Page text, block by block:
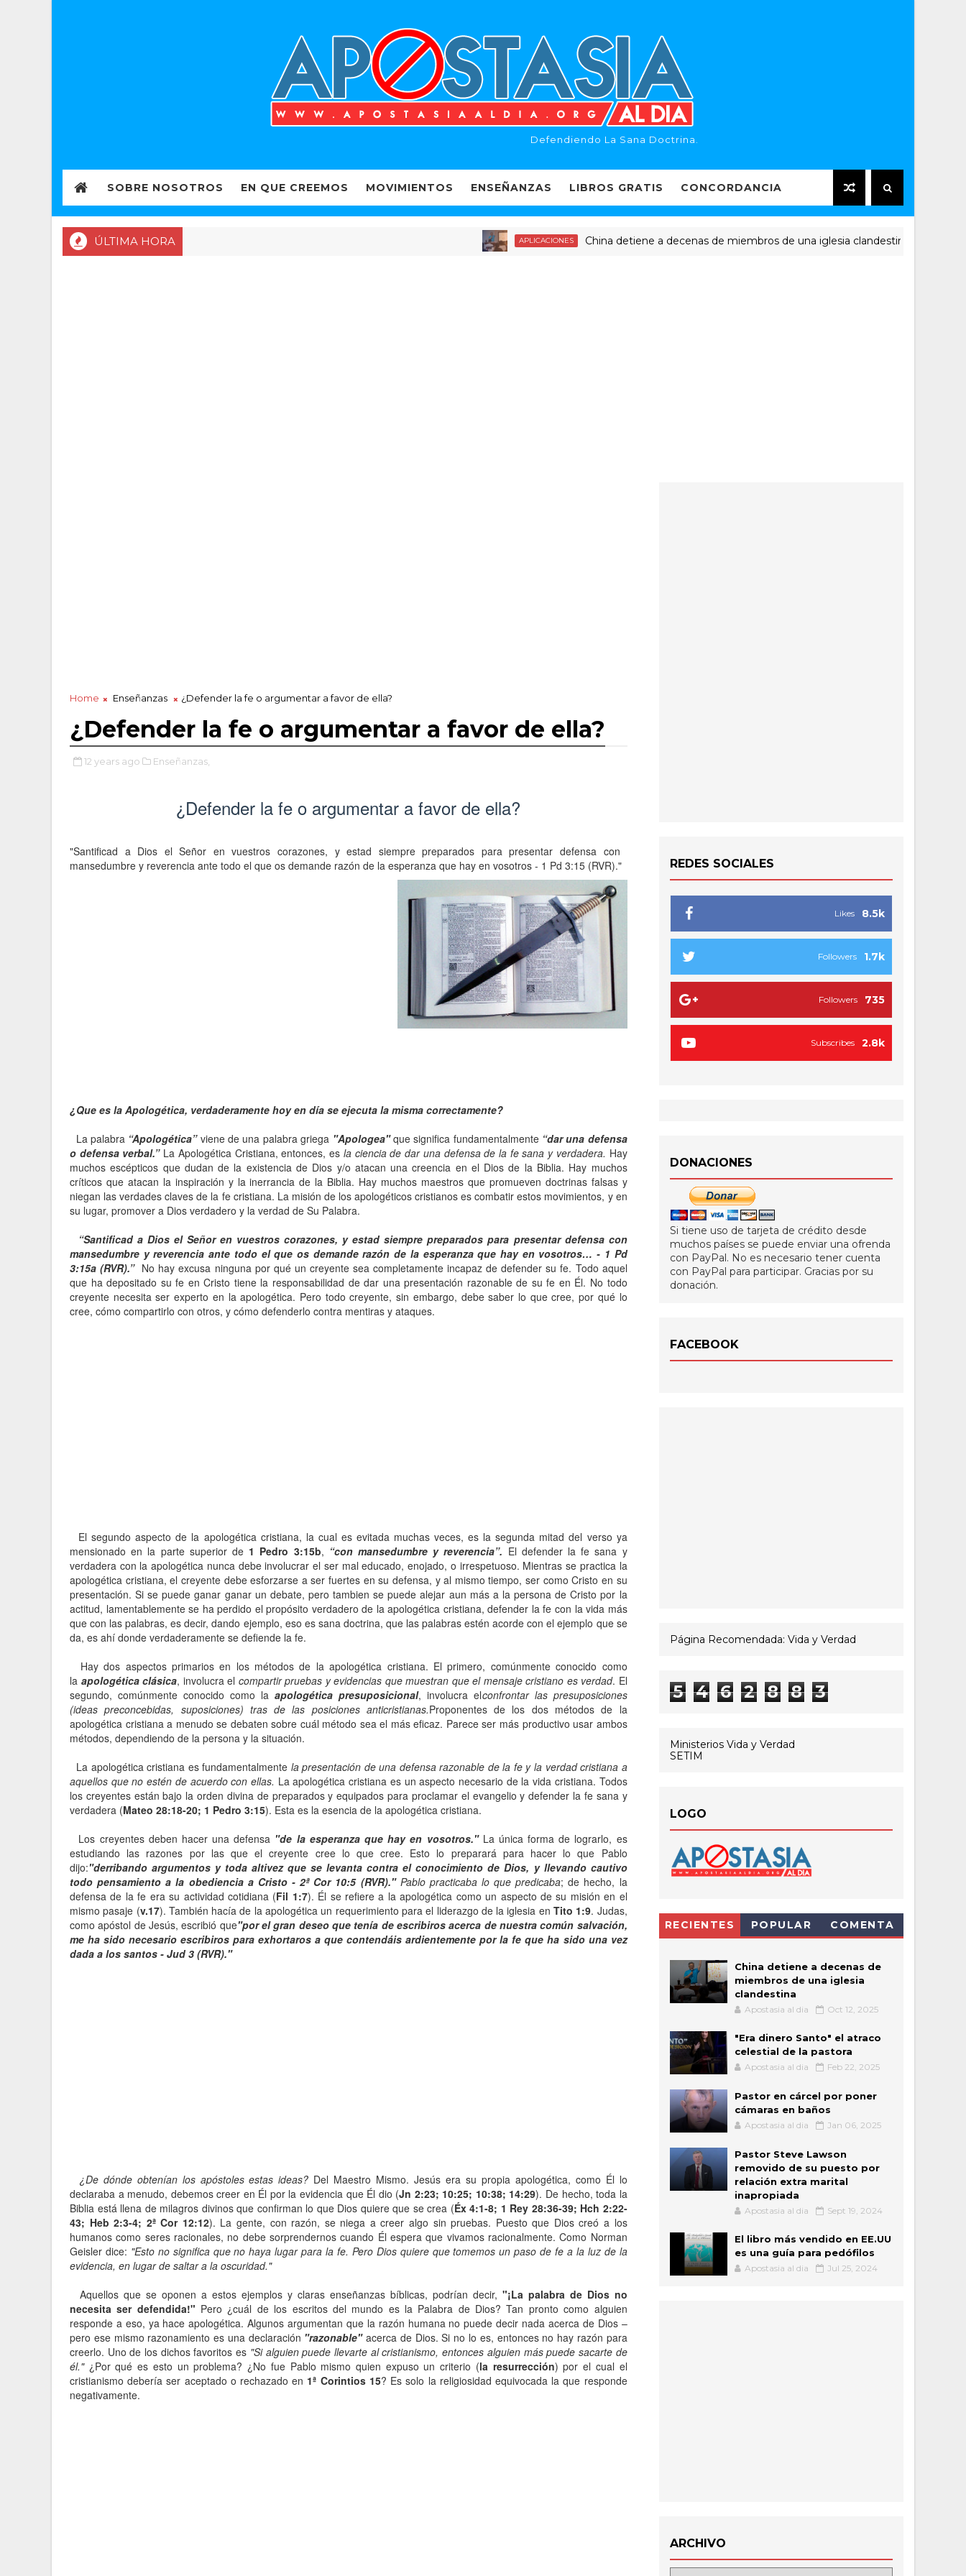
Defendiendo La Sana Doctrina.
SOBRE NOSOTROS EN QUE CREEMOS MOVIMIENTOS ENSEÑANZAS LIBROS GRATIS CONCORDANCIA
ÚLTIMA HORA APLICACIONES China detiene a decenas de miembros de una iglesia clandestina
Home Enseñanzas ¿Defender la fe o argumentar a favor de ella?
¿Defender la fe o argumentar a favor de ella?
12 years ago Enseñanzas,
¿Defender la fe o argumentar a favor de ella?
"Santificad a Dios el Señor en vuestros corazones, y estad siempre preparados para presentar defensa con
mansedumbre y reverencia ante todo el que os demande razón de la esperanza que hay en vosotros - 1 Pd 3:15 (RVR)."
¿Que es la Apologética, verdaderamente hoy en día se ejecuta la misma correctamente?
La palabra “Apologética” viene de una palabra griega "Apologea" que significa fundamentalmente“dar una defensa
o defensa verbal.” La Apologética Cristiana, entonces, es la ciencia de dar una defensa de la fe sana y verdadera. Hay
muchos escépticos que dudan de la existencia de Dios y/o atacan una creencia en el Dios de la Biblia. Hay muchos
críticos que atacan la inspiración y la inerrancia de la Biblia. Hay muchos maestros que promueven doctrinas falsas y
niegan las verdades claves de la fe cristiana. La misión de los apologéticos cristianos es combatir estos movimientos, y en
su lugar, promover a Dios verdadero y la verdad de Su Palabra.
“Santificad a Dios el Señor en vuestros corazones, y estad siempre preparados para presentar defensa con
mansedumbre y reverencia ante todo el que os demande razón de la esperanza que hay en vosotros… - 1 Pd
3:15a (RVR).”No hay excusa ninguna por qué un creyente sea completamente incapaz de defender su fe. Todo aquel
que ha depositado su fe en Cristo tiene la responsabilidad de dar una presentación razonable de su fe en Él. No todo
creyente necesita ser experto en la apologética. Pero todo creyente, sin embargo, debe saber lo que cree, por qué lo
cree, cómo compartirlo con otros, y cómo defenderlo contra mentiras y ataques.
El segundo aspecto de la apologética cristiana, la cual es evitada muchas veces, es la segunda mitad del verso ya
mensionado en la parte superior de 1 Pedro 3:15b, “con mansedumbre y reverencia”. El defender la fe sana y
verdadera con la apologética nunca debe involucrar el ser mal educado, enojado, o irrespetuoso. Mientras se practica la
apologética cristiana, el creyente debe esforzarse a ser fuertes en su defensa, y al mismo tiempo, ser como Cristo en su
presentación. Si se puede ganar ganar un debate, pero tambien se puede alejar aun más a la persona de Cristo por la
actitud, lamentablemente se ha perdido el propósito verdadero de la apologética cristiana, defender la fe con la vida más
que con las palabras, es decir, dando ejemplo, eso es sana doctrina, que las palabras estén acorde con el ejemplo que se
da, es ahí donde verdaderamente se defiende la fe.
Hay dos aspectos primarios en los métodos de la apologética cristiana. El primero, comúnmente conocido como
la apologética clásica, involucra el compartir pruebas y evidencias que muestran que el mensaje cristiano es verdad. El
segundo, comúnmente conocido como la apologética presuposicional, involucra elconfrontar las presuposiciones
(ideas preconcebidas, suposiciones) tras de las posiciones anticristianas.Proponentes de los dos métodos de la
apologética cristiana a menudo se debaten sobre cuál método sea el más eficaz. Parece ser más productivo usar ambos
métodos, dependiendo de la persona y la situación.
La apologética cristiana es fundamentalmente la presentación de una defensa razonable de la fe y la verdad cristiana a
aquellos que no estén de acuerdo con ellas. La apologética cristiana es un aspecto necesario de la vida cristiana. Todos
los creyentes están bajo la orden divina de preparados y equipados para proclamar el evangelio y defender la fe sana y
verdadera (Mateo 28:18-20; 1 Pedro 3:15). Esta es la esencia de la apologética cristiana.
Los creyentes deben hacer una defensa "de la esperanza que hay en vosotros." La única forma de lograrlo, es
estudiando las razones por las que el creyente cree lo que cree. Esto lo preparará para hacer lo que Pablo
dijo:"derribando argumentos y toda altivez que se levanta contra el conocimiento de Dios, y llevando cautivo
todo pensamiento a la obediencia a Cristo -2ª Cor 10:5 (RVR)." Pablo practicaba lo que predicaba; de hecho, la
defensa de la fe era su actividad cotidiana (Fil 1:7). Él se refiere a la apologética como un aspecto de su misión en el
mismo pasaje (v.17). También hacía de la apologética un requerimiento para el liderazgo de la iglesia enTito 1:9. Judas,
como apóstol de Jesús, escribió que"por el gran deseo que tenía de escribiros acerca de nuestra común salvación,
me ha sido necesario escribiros para exhortaros a que contendáis ardientemente por la fe que ha sido una vez
dada a los santos - Jud 3 (RVR)."
¿De dónde obtenían los apóstoles estas ideas? Del Maestro Mismo. Jesús era su propia apologética, como Él lo
declaraba a menudo, debemos creer en Él por la evidencia que Él dio (Jn 2:23; 10:25; 10:38; 14:29). De hecho, toda la
Biblia está llena de milagros divinos que confirman lo que Dios quiere que se crea (Éx 4:1-8; 1 Rey 28:36-39; Hch 2:22-
43; Heb 2:3-4; 2ª Cor 12:12). La gente, con razón, se niega a creer algo sin pruebas. Puesto que Dios creó a los
humanos como seres racionales, no debe sorprendernos cuando Él espera que vivamos racionalmente. Como Norman
Geisler dice: "Esto no significa que no haya lugar para la fe. Pero Dios quiere que tomemos un paso de fe a la luz de la
evidencia, en lugar de saltar a la oscuridad."
Aquellos que se oponen a estos ejemplos y claras enseñanzas bíblicas, podrían decir, "¡La palabra de Dios no
necesita ser defendida!" Pero ¿cuál de los escritos del mundo es la Palabra de Dios? Tan pronto como alguien
responde a eso, ya hace apologética. Algunos argumentan que la razón humana no puede decir nada acerca de Dios –
pero ese mismo razonamiento es una declaración "razonable"acerca de Dios. Si no lo es, entonces no hay razón para
creerlo. Uno de los dichos favoritos es "Si alguien puede llevarte al cristianismo, entonces alguien más puede sacarte de
él."¿Por qué es esto un problema? ¿No fue Pablo mismo quien expuso un criterio (la resurrección) por el cual el
cristianismo debería ser aceptado o rechazado en 1ª Corintios 15? Es solo la religiosidad equivocada la que responde
negativamente.
REDES SOCIALES
8.5k
Likes
1.7k
Followers
735
Followers
2.8k
Subscribes
DONACIONES
Si tiene uso de tarjeta de crédito desde
muchos países se puede enviar una ofrenda
con PayPal. No es necesario tener cuenta
con PayPal para participar. Gracias por su
donación.
FACEBOOK
Página Recomendada: Vida y Verdad
5 4 6 2 8 8 3
Ministerios Vida y Verdad
SETIM
LOGO
RECIENTES POPULAR COMENTA
China detiene a decenas de
miembros de una iglesia
clandestina
Apostasia al dia Oct 12, 2025
"Era dinero Santo" el atraco
celestial de la pastora
Apostasia al dia Feb 22, 2025
Pastor en cárcel por poner
cámaras en baños
Apostasia al dia Jan 06, 2025
Pastor Steve Lawson
removido de su puesto por
relación extra marital
inapropiada
Apostasia al dia Sept 19, 2024
El libro más vendido en EE.UU
es una guía para pedófilos
Apostasia al dia Jul 25, 2024
ARCHIVO